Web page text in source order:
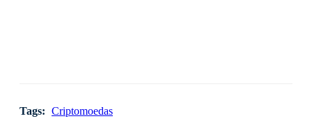
Tags: Criptomoedas